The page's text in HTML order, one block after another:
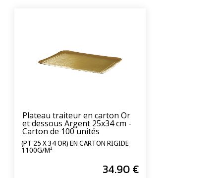
Plateau traiteur en carton Or
et dessous Argent 25x34 cm -
Carton de 100 unités
(PT 25 X 34 OR) EN CARTON RIGIDE
1100G/M²
34.90€